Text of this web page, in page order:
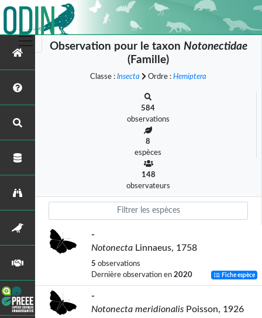
Observation pour le taxon Notonectidae
(Famille)
Classe : Insecta Ordre : Hemiptera
584
observations
8
espèces
148
observateurs
-
Notonecta Linnaeus, 1758
5 observations
Dernière observation en 2020 Fiche espèce
-
Notonecta meridionalis Poisson, 1926